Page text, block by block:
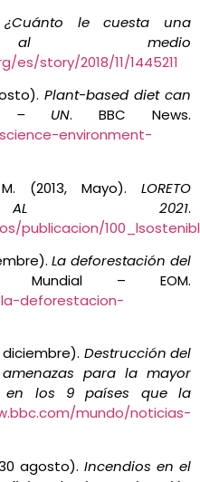
¿Cuánto le cuesta una
al medio
es/story/2018/11/1445211
Plant-based diet can
– UN. BBC News.
environment-
(2013, Mayo). LORETO
AL 2021.
publicacion/
La deforestación del
– EOM.
deforestacion-
diciembre). Destrucción del
para la mayor
en los 9 países que la
mundo/noticias-
agosto). Incendios en el